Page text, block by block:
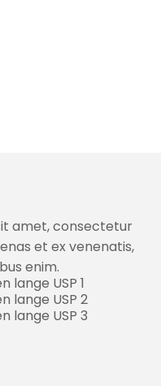
amet, consectetur
et ex venenatis,
enim.
lange USP 1
lange USP 2
lange USP 3